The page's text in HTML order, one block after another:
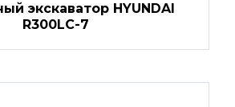
экскаватор HYUNDAI
R300LC-7